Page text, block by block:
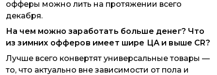
офферы можно лить на протяжении всего
декабря.
На чем можно заработать больше денег? Что
из зимних офферов имеет шире ЦА и выше CR?
Лучше всего конвертят универсальные товары —
то, что актуально вне зависимости от пола и